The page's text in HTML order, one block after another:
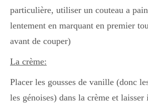
particulière, utiliser un couteau a
lentement en marquant en premier
avant de couper)
La crème:
Placer les gousses de vanille (donc
les génoises) dans la crème et laisser